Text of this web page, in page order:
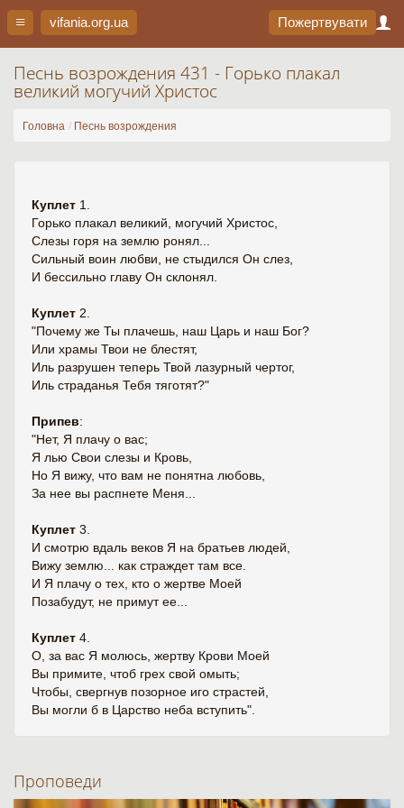
vifania.org.ua Пожертвувати
Песнь возрождения 431 - Горько плакал
великий могучий Христос
Головна Песнь возрождения
Куплет 1.
Горько плакал великий, могучий Христос,
Слезы горя на землю ронял...
Сильный воин любви, не стыдился Он слез,
И бессильно главу Он склонял.
Куплет 2.
"Почему же Ты плачешь, наш Царь и наш Бог?
Или храмы Твои не блестят,
Иль разрушен теперь Твой лазурный чертог,
Иль страданья Тебя тяготят?"
Припев:
"Нет, Я плачу о вас;
Я лью Свои слезы и Кровь,
Но Я вижу, что вам не понятна любовь,
За нее вы распнете Меня...
Куплет 3.
И смотрю вдаль веков Я на братьев людей,
Вижу землю... как страждет там все.
И Я плачу о тех, кто о жертве Моей
Позабудут, не примут ее...
Куплет 4.
О, за вас Я молюсь, жертву Крови Моей
Вы примите, чтоб грех свой омыть;
Чтобы, свергнув позорное иго страстей,
Вы могли б в Царство неба вступить".
Проповеди